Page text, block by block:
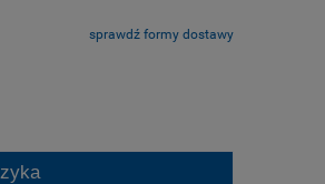
sprawdź formy dostawy